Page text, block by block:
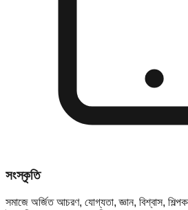
সংস্কৃতি
সমাজে অর্জিত আচরণ, যোগ্যতা, জ্ঞান, বিশ্বাস,